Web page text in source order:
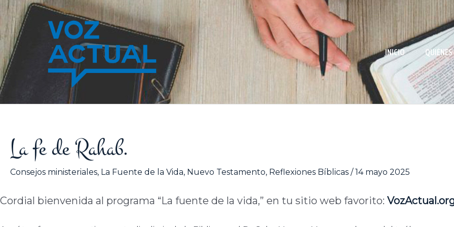
contenido
INICIO
La fe de Rahab.
Consejos ministeriales, La Fuente de la Vida, Nuevo Testamento, Reflexiones Bíblicas /14 mayo 2025
Cordial bienvenida al programa “La fuente de la vida,” en tu sitio web favorito: VozActual